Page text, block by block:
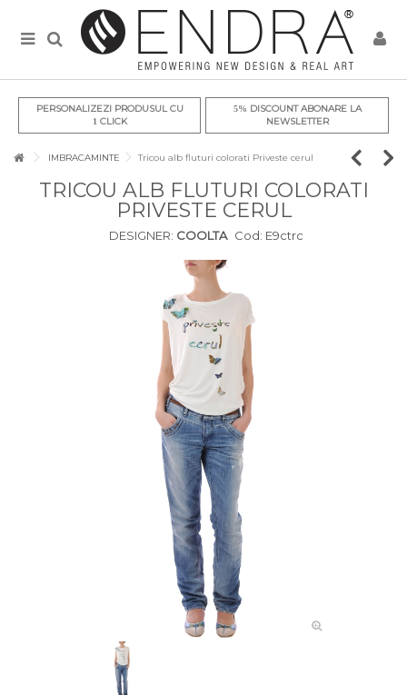
PERSONALIZEZI PRODUSUL CU
1CLICK
5% DISCOUNT ABONARE LA
NEWSLETTER
IMBRACAMINTE Tricou alb fluturi colorati Priveste cerul
TRICOU ALB FLUTURI COLORATI
PRIVESTE CERUL
DESIGNER: COOLTA Cod: E9ctrc